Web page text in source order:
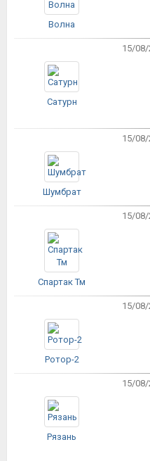
Волна
15/08/
Сатурн
15/08/
Шумбрат
15/08/
Спартак Тм
15/08/
Ротор-2
15/08/
Рязань